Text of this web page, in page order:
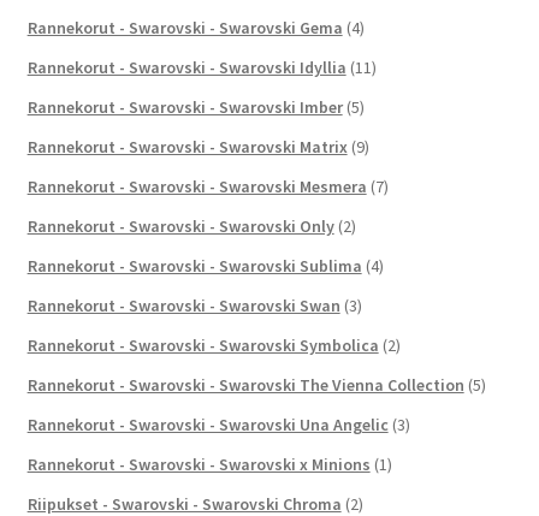
Rannekorut - Swarovski - Swarovski Gema (4)
Rannekorut - Swarovski - Swarovski Idyllia (11)
Rannekorut - Swarovski - Swarovski Imber (5)
Rannekorut - Swarovski - Swarovski Matrix (9)
Rannekorut - Swarovski - Swarovski Mesmera (7)
Rannekorut - Swarovski - Swarovski Only (2)
Rannekorut - Swarovski - Swarovski Sublima (4)
Rannekorut - Swarovski - Swarovski Swan (3)
Rannekorut - Swarovski - Swarovski Symbolica (2)
Rannekorut - Swarovski - Swarovski The Vienna Collection (5)
Rannekorut - Swarovski - Swarovski Una Angelic (3)
Rannekorut - Swarovski - Swarovski x Minions (1)
Riipukset - Swarovski - Swarovski Chroma (2)